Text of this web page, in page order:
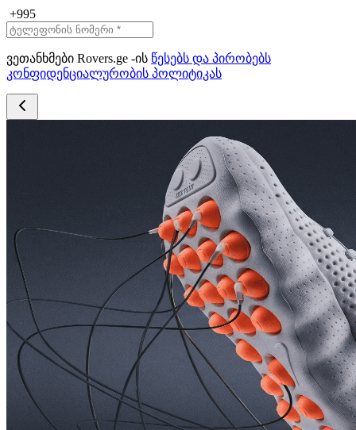
+995
ვეთანხმები Rovers.ge -ის წესებს და პირობებს
კონფიდენციალურობის პოლიტიკას